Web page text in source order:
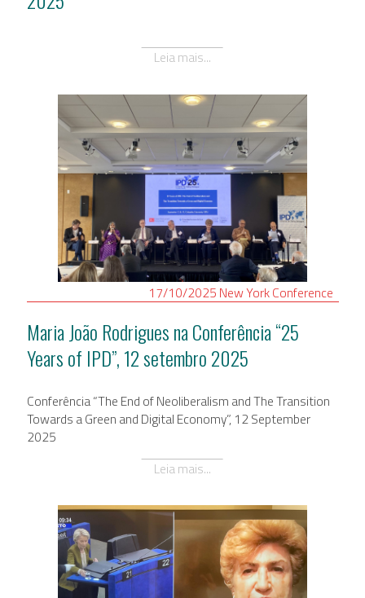
Leia mais...
17/10/2025 New YorkConference
Maria João Rodrigues na Conferência “25
Years of IPD”, 12 setembro 2025
Conferência “The End of Neoliberalism and The Transition
Towards a Green and Digital Economy”, 12 September
2025
Leia mais...